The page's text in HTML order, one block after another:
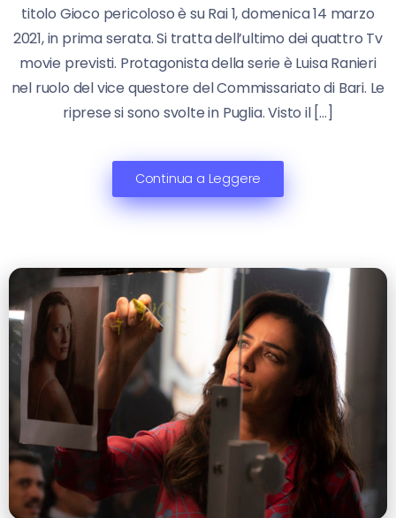
titolo Gioco pericoloso è su Rai 1, domenica 14 marzo
2021, in prima serata. Si tratta dell’ultimo dei quattro Tv
movie previsti. Protagonista della serie è Luisa Ranieri
nel ruolo del vice questore del Commissariato di Bari. Le
riprese si sono svolte in Puglia. Visto il […]
Continua a Leggere